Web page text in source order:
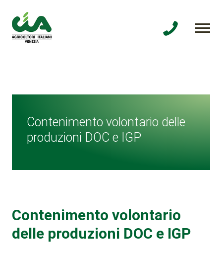
Contenimento volontario delle
produzioni DOC e IGP
Contenimento volontario
delle produzioni DOC e IGP